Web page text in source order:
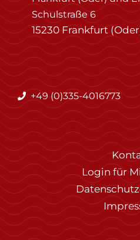
Schulstraße 6
15230 Frankfurt
+49 (0)335-4016773
Login für